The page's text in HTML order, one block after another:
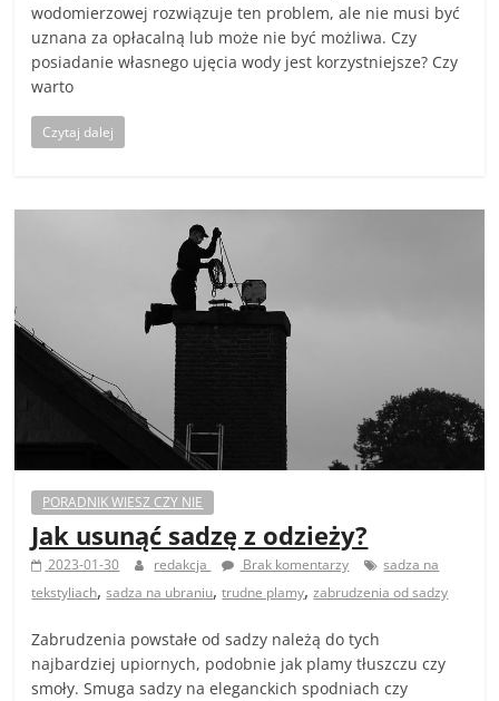
wodomierzowej rozwiązuje ten problem, ale nie musi być
uznana za opłacalną lub może nie być możliwa. Czy
posiadanie własnego ujęcia wody jest korzystniejsze? Czy
warto
Czytaj dalej
PORADNIK WIESZ CZY NIE
Jak usunąć sadzę z odzieży?
2023-01-30 redakcja Brak komentarzy
sadza na
tekstyliach,sadza na ubraniu,trudne plamy,zabrudzenia od sadzy
Zabrudzenia powstałe od sadzy należą do tych
najbardziej upiornych, podobnie jak plamy tłuszczu czy
smoły. Smuga sadzy na eleganckich spodniach czy